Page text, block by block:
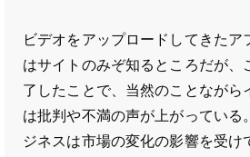
ビデオをアップロードしてきたア
はサイトのみぞ知るところだが、
了したことで、当然のことながら
は批判や不満の声が上がっている
ジネスは市場の変化の影響を受け